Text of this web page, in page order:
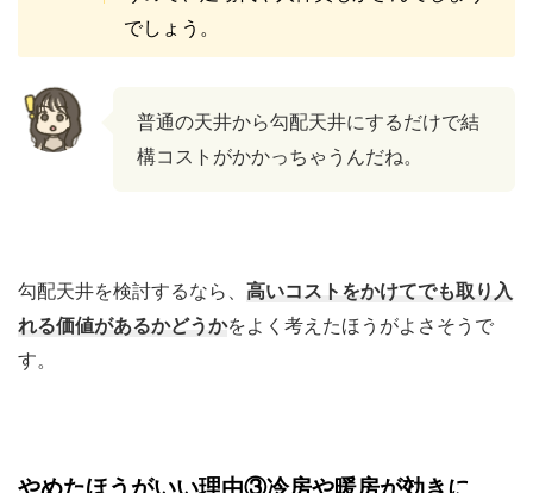
でしょう。
普通の天井から勾配天井にするだけで結
構コストがかかっちゃうんだね。
勾配天井を検討するなら、 高いコストをかけてでも取り入
れる価値があるかどうかをよく考えたほうがよさそうで
す。
やめたほうがいい理由③冷房や暖房が効きに